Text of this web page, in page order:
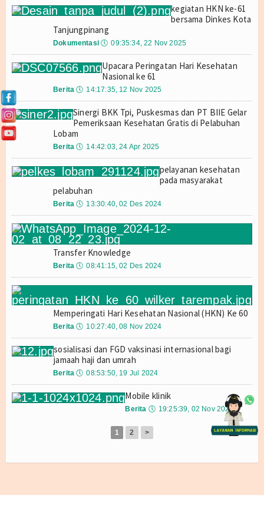
Laporan 2019
Laporan 2020
Laporan 2021
Laporan 2022
Laporan 2023
Laporan 2024
Laporan 2026
Video
Gallery
Buletin
BANK SOP (Standar Operasional
Prosedur) PELAYANAN
Wilayah Kerja
Wilayah Kerja SBP
Wilayah Kerja Bandara RHF
INDEKS KEPUASAN MASYARAKAT (IKM) Triwulan I
Selamat Hari
BKK Tanjungpinang Gerakan ASRI (Aman Sehat Resik Indah)
INDEKS KEPUASAN MASYARAKAT (IKM) Triwulan IV
Pengawasan Arus Mudik Natal 2025 dan Tahun baru 2026
Perkuat Ketahanan Kesehatan, BKK Tanjungpinang Gelar Reviu
kegiatan HKN ke-61
bersama Dinkes Kota
Tanjungpinang
Dokumentasi 🕔 09:35:34, 22 Nov 2025
Upacara Peringatan Hari Kesehatan
Nasional ke 61
Berita 🕔 14:17:35, 12 Nov 2025
Sinergi BKK Tpi, Puskesmas dan PT BIIE Gelar
Pemeriksaan Kesehatan Gratis di Pelabuhan
Lobam
Berita 🕔 14:42:03, 24 Apr 2025
pelayanan kesehatan
pada masyarakat
pelabuhan
Berita 🕔 13:30:40, 02 Des 2024
Transfer Knowledge
Berita 🕔 08:41:15, 02 Des 2024
Memperingati Hari Kesehatan Nasional (HKN) Ke 60
Berita 🕔 10:27:40, 08 Nov 2024
sosialisasi dan FGD vaksinasi internasional bagi
jamaah haji dan umrah
Berita 🕔 08:53:50, 19 Jul 2024
Mobile klinik
Berita 🕔 19:25:39, 02 Nov 2023
1 2 >